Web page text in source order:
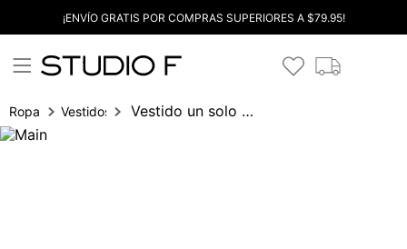
¡ENVÍO GRATIS POR COMPRAS SUPERIORES A $79.95!
Ropa Vestidos Vestido un solo hombro con correa